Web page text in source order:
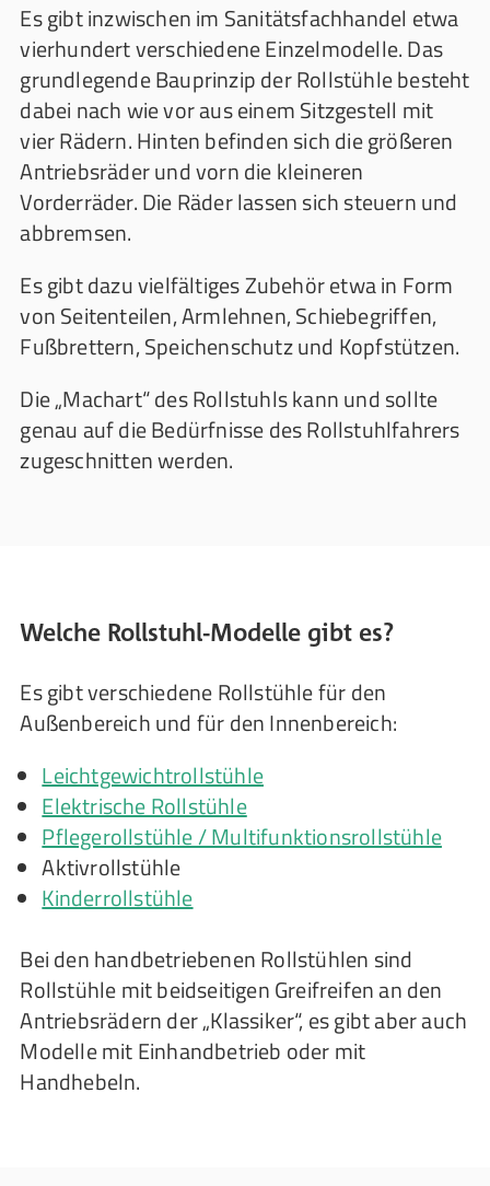
Es gibt inzwischen im Sanitätsfachhandel etwa
vierhundert verschiedene Einzelmodelle. Das
grundlegende Bauprinzip der Rollstühle besteht
dabei nach wie vor aus einem Sitzgestell mit
vier Rädern. Hinten befinden sich die größeren
Antriebsräder und vorn die kleineren
Vorderräder. Die Räder lassen sich steuern und
abbremsen.
Es gibt dazu vielfältiges Zubehör etwa in Form
von Seitenteilen, Armlehnen, Schiebegriffen,
Fußbrettern, Speichenschutz und Kopfstützen.
Die „Machart“ des Rollstuhls kann und sollte
genau auf die Bedürfnisse des Rollstuhlfahrers
zugeschnitten werden.
Welche Rollstuhl-Modelle gibt es?
Es gibt verschiedene Rollstühle für den
Außenbereich und für den Innenbereich:
Leichtgewichtrollstühle
Elektrische Rollstühle
Pflegerollstühle / Multifunktionsrollstühle
Aktivrollstühle
Kinderrollstühle
Bei den handbetriebenen Rollstühlen sind
Rollstühle mit beidseitigen Greifreifen an den
Antriebsrädern der „Klassiker“, es gibt aber auch
Modelle mit Einhandbetrieb oder mit
Handhebeln.